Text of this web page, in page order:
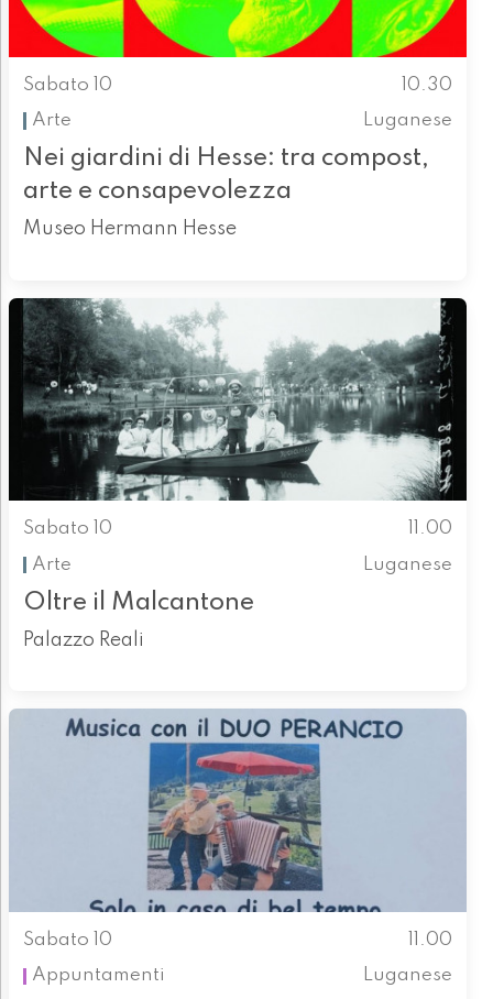
Sabato 10
10.30
Arte
Luganese
Nei giardini di Hesse: tra compost,
arte e consapevolezza
Museo Hermann Hesse
Sabato 10
11.00
Arte
Luganese
Oltre il Malcantone
Palazzo Reali
Sabato 10
11.00
Appuntamenti
Luganese